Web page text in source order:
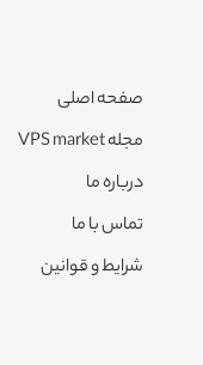
صفحه اصلی
مجله VPS market
درباره ما
تماس با ما
شرایط و قوانین